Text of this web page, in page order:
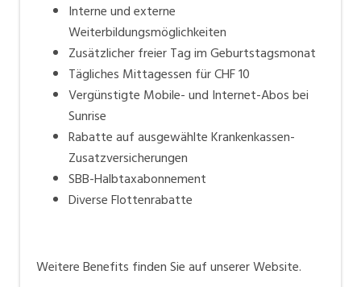
Interne und externe
Weiterbildungsmöglichkeiten
Zusätzlicher freier Tag im Geburtstagsmonat
Tägliches Mittagessen für CHF 10
Vergünstigte Mobile- und Internet-Abos bei
Sunrise
Rabatte auf ausgewählte Krankenkassen-
Zusatzversicherungen
SBB-Halbtaxabonnement
Diverse Flottenrabatte
Weitere Benefits finden Sie auf unsererWebsite.